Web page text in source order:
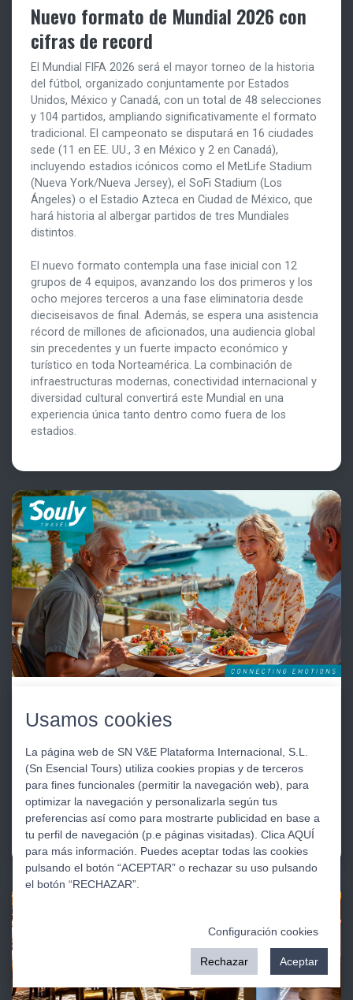
Nuevo formato de Mundial 2026 con
cifras de record
El Mundial FIFA 2026 será el mayor torneo de la historia
del fútbol, organizado conjuntamente por Estados
Unidos, México y Canadá, con un total de 48 selecciones
y 104 partidos, ampliando significativamente el formato
tradicional. El campeonato se disputará en 16 ciudades
sede (11 en EE. UU., 3 en México y 2 en Canadá),
incluyendo estadios icónicos como el MetLife Stadium
(Nueva York/Nueva Jersey), el SoFi Stadium (Los
Ángeles) o el Estadio Azteca en Ciudad de México, que
hará historia al albergar partidos de tres Mundiales
distintos.
El nuevo formato contempla una fase inicial con 12
grupos de 4 equipos, avanzando los dos primeros y los
ocho mejores terceros a una fase eliminatoria desde
dieciseisavos de final. Además, se espera una asistencia
récord de millones de aficionados, una audiencia global
sin precedentes y un fuerte impacto económico y
turístico en toda Norteamérica. La combinación de
infraestructuras modernas, conectividad internacional y
diversidad cultural convertirá este Mundial en una
experiencia única tanto dentro como fuera de los
estadios.
de experiencias de alta calidad para grupos
Turismo VIP, Grupos de Incentivos, Turismo Senior,
Gastronómico, Religioso, Ferias y Congresos, Maravillas
del Mundo, Quinceañeras, Wellness, Organización de
Eventos.
Usamos cookies
La página web de SN V&E Plataforma Internacional, S.L.
(Sn Esencial Tours) utiliza cookies propias y de terceros
para fines funcionales (permitir la navegación web), para
optimizar la navegación y personalizarla según tus
preferencias así como para mostrarte publicidad en base a
tu perfil de navegación (p.e páginas visitadas). Clica AQUÍ
para más información. Puedes aceptar todas las cookies
pulsando el botón “ACEPTAR” o rechazar su uso pulsando
el botón “RECHAZAR”.
Configuración cookies
Rechazar Aceptar